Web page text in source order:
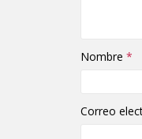
Nombre *
Correo